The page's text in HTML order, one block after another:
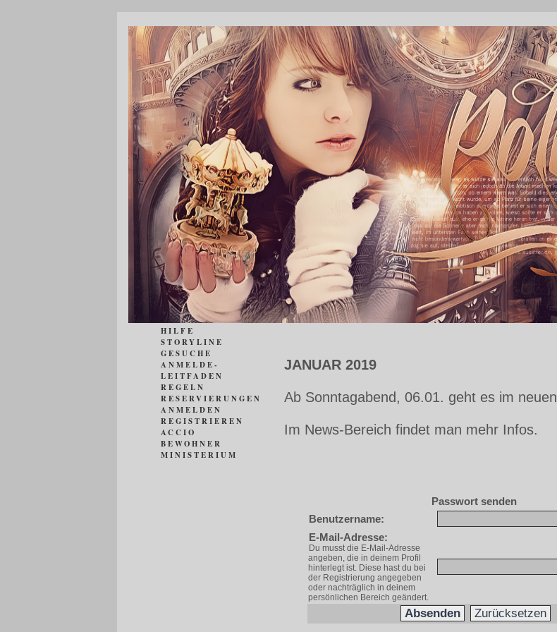
HILFE
STORYLINE
GESUCHE
ANMELDE-
LEITFADEN
REGELN
RESERVIERUNGEN
ANMELDEN
REGISTRIEREN
ACCIO
BEWOHNER
MINISTERIUM
JANUAR 2019
Ab Sonntagabend, 06.01. geht es im neuen
Im News-Bereich findet man mehr Infos.
Passwort senden
Benutzername:
E-Mail-Adresse:
Du musst die E-Mail-Adresse
angeben, die in deinem Profil
hinterlegt ist. Diese hast du bei
der Registrierung angegeben
oder nachträglich in deinem
persönlichen Bereich geändert.